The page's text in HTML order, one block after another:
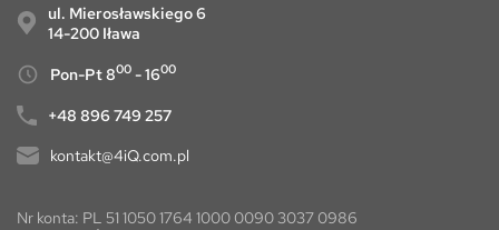
ul. Mierosławskiego 6
14-200 Iława
Pon-Pt 800 - 1600
+48 896 749 257
kontakt@4iQ.com.pl
Nr konta: PL 51 1050 1764 1000 0090 3037 0986